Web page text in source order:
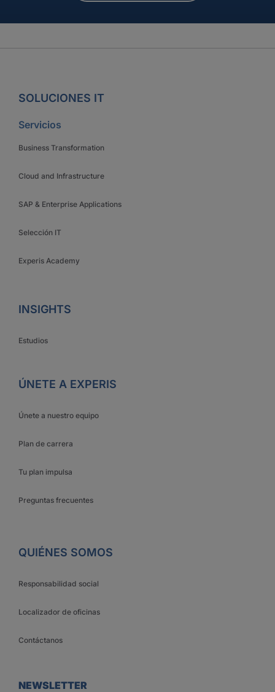
SOLUCIONES IT
Servicios
Business Transformation
Cloud and Infrastructure
SAP & Enterprise Applications
Selección IT
Experis Academy
INSIGHTS
Estudios
ÚNETE A EXPERIS
Únete a nuestro equipo
Plan de carrera
Tu plan impulsa
Preguntas frecuentes
QUIÉNES SOMOS
Responsabilidad social
Localizador de oficinas
Contáctanos
NEWSLETTER